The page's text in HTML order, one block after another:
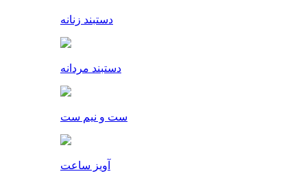
دستبند زنانه
دستبند مردانه
ست و نیم ست
آویز ساعت